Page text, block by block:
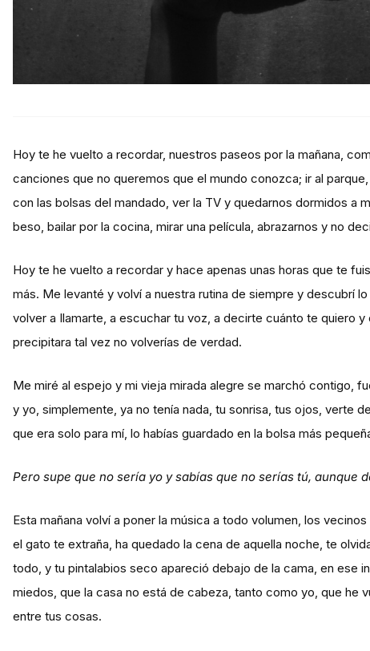
Hoy te he vuelto a recordar, nuestros paseos por la mañana,
canciones que no queremos que el mundo conozca; ir al
con las bolsas del mandado, ver la TV y quedarnos dormidos a
beso, bailar por la cocina, mirar una película, abrazarnos y no
Hoy te he vuelto a recordar y hace apenas unas horas que te
más. Me levanté y volví a nuestra rutina de siempre y descubrí
volver a Ilamarte, a escuchar tu voz, a decirte cuánto te quiero
precipitara tal vez no volverías de verdad.
Me miré al espejo y mi vieja mirada alegre se marchó contigo,
y yo, simplemente, ya no tenía nada, tu sonrisa, tus ojos, verte
que era solo para mí, lo habías guardado en la bolsa más
Pero supe que no sería yo y sabías que no serías tú, aunque
Esta mañana volví a poner la música a todo volumen, los
el gato te extraña, ha quedado la cena de aquella noche, te
todo, y tu pintalabios seco apareció debajo de la cama, en ese
miedos, que la casa no está de cabeza, tanto como yo, que he
entre tus cosas.